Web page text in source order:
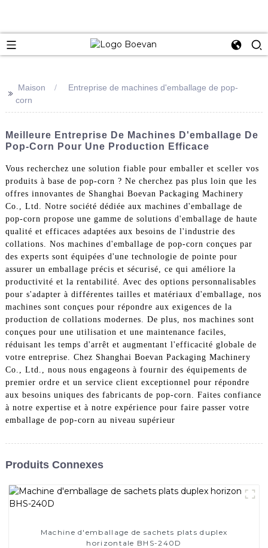
>> Maison
Entreprise de machines d'emballage de pop-
corn
Meilleure Entreprise De Machines D'emballage De
Pop-Corn Pour Une Production Efficace
Vous recherchez une solution fiable pour emballer et sceller vos
produits à base de pop-corn ? Ne cherchez pas plus loin que les
offres innovantes de Shanghai Boevan Packaging Machinery
Co., Ltd. Notre société dédiée aux machines d'emballage de
pop-corn propose une gamme de solutions d'emballage de haute
qualité et efficaces adaptées aux besoins de l'industrie des
collations. Nos machines d'emballage de pop-corn conçues par
des experts sont équipées d'une technologie de pointe pour
assurer un emballage précis et sécurisé, ce qui améliore la
productivité et la rentabilité. Avec des options personnalisables
pour s'adapter à différentes tailles et matériaux d'emballage, nos
machines sont conçues pour répondre aux exigences de la
production de collations modernes. De plus, nos machines sont
conçues pour une utilisation et une maintenance faciles,
réduisant les temps d'arrêt et augmentant l'efficacité globale de
votre entreprise. Chez Shanghai Boevan Packaging Machinery
Co., Ltd., nous nous engageons à fournir des équipements de
premier ordre et un service client exceptionnel pour répondre
aux besoins uniques des fabricants de pop-corn. Faites confiance
à notre expertise et à notre expérience pour faire passer votre
emballage de pop-corn au niveau supérieur
Produits Connexes
Machine d'emballage de sachets plats duplex
horizontale BHS-240D